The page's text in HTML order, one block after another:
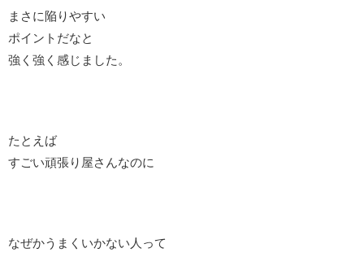
まさに陥りやすい
ポイントだなと
強く強く感じました。
たとえば
すごい頑張り屋さんなのに
なぜかうまくいかない人って